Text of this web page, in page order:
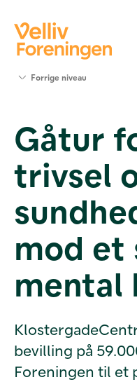
Værktøjer
og viden
Om Velliv
Foreningen
os
Forrige niveau
Gåtur
trivsel
mod
mental
bevilling på
Foreningen til et